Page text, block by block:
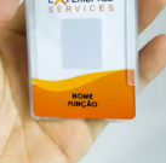
melhor os
no exterior.